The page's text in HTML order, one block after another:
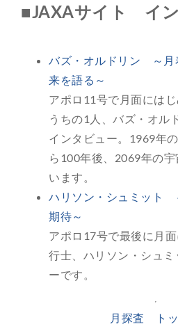
■JAXAサイト イ
バズ・オルドリン ～月
来を語る～
アポロ11号で月面には
うちの1人、バズ・オル
インタビュー。1969年
ら100年後、2069年の
います。
ハリソン・シュミット
期待～
アポロ17号で最後に月
行士、ハリソン・シュミ
ーです。
月探査 ト